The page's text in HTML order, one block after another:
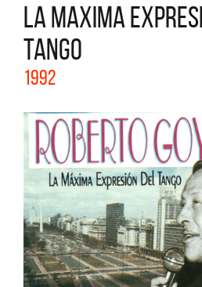
LA MAXIMA
TANGO
1992